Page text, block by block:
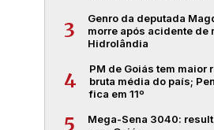
3
Genro da deputada
morre após acidente de
Hidrolândia
4
PM de Goiás tem maior
bruta média do país;
fica em 11º
5
Mega-Sena 3040: